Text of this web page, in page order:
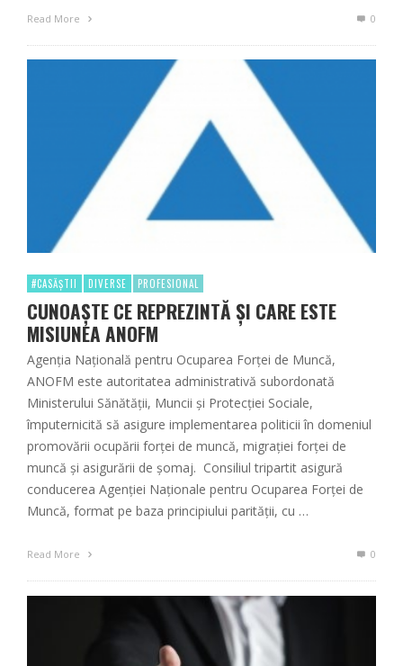
Read More 0
#CASĂȘTII DIVERSE PROFESIONAL
CUNOAŞTE CE REPREZINTĂ ȘI CARE ESTE
MISIUNEA ANOFM
Agenția Națională pentru Ocuparea Forței de Muncă,
ANOFM este autoritatea administrativă subordonată
Ministerului Sănătății, Muncii și Protecției Sociale,
împuternicită să asigure implementarea politicii în domeniul
promovării ocupării forței de muncă, migrației forței de
muncă și asigurării de șomaj. Consiliul tripartit asigură
conducerea Agenţiei Naţionale pentru Ocuparea Forţei de
Muncă, format pe baza principiului parităţii, cu …
Read More 0